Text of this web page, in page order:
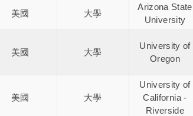
美國 大學
Arizona State
University
美國 大學
University of
Oregon
美國 大學
University of
California -
Riverside